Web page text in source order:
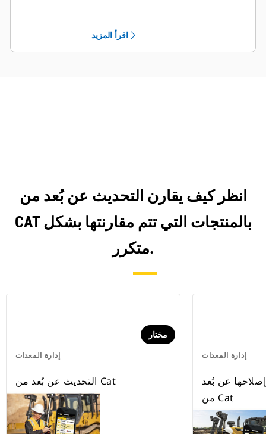
اقرأ المزيد
انظر كيف يقارن التحديث عن بُعد من
CAT بالمنتجات التي تتم مقارنتها بشكل
متكرر.
إدارة المعدات
مختار
التحديث عن بُعد من Cat
إدارة المعدات
عن بُعد
من Cat